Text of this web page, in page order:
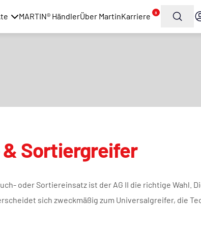
MARTIN® HändlerÜber MartinKarriere 3
Sortiergreifer
oder Sortiereinsatz ist der AG II die richtige Wahl.
sich zweckmäßig zum Universalgreifer, die